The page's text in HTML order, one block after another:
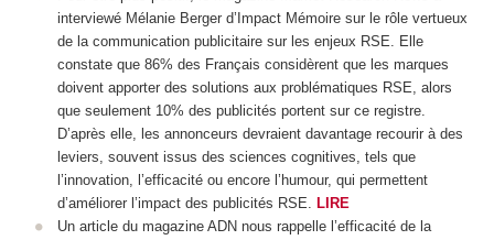
interviewé Mélanie Berger d’Impact Mémoire sur le rôle vertueux
de la communication publicitaire sur les enjeux RSE. Elle
constate que 86% des Français considèrent que les marques
doivent apporter des solutions aux problématiques RSE, alors
que seulement 10% des publicités portent sur ce registre.
D’après elle, les annonceurs devraient davantage recourir à des
leviers, souvent issus des sciences cognitives, tels que
l’innovation, l’efficacité ou encore l’humour, qui permettent
d’améliorer l’impact des publicités RSE. LIRE
Un article du magazine ADN nous rappelle l’efficacité de la